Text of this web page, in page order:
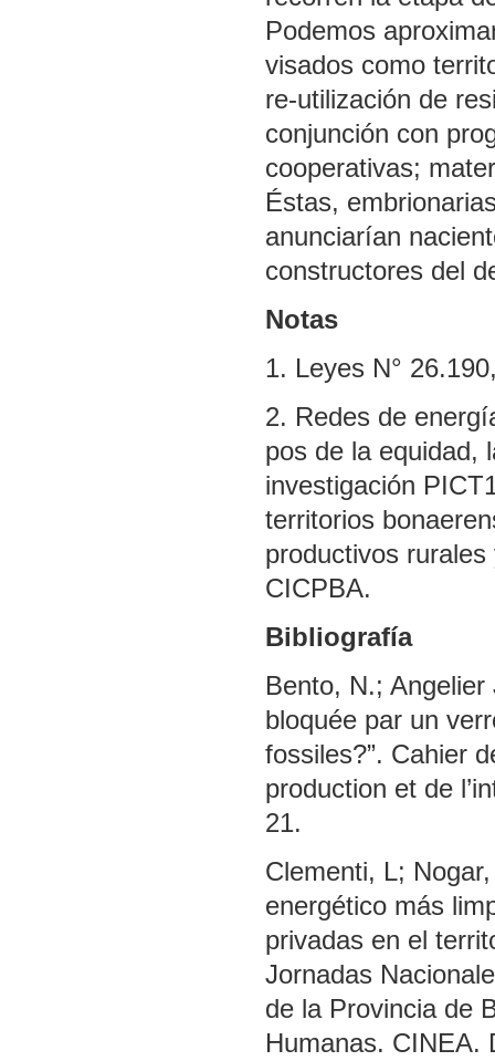
Podemos
visados como
re-utilización de
conjunción con
cooperativas;
Éstas,
anunciarían
constructores del
Notas
1. Leyes N°
2. Redes de
pos de la equidad,
investigación
territorios
productivos
CICPBA.
Bibliografía
Bento, N.; Angelier
bloquée par un
fossiles?”. Cahier
production et de
21.
Clementi, L;
energético más
privadas en el
Jornadas
de la Provincia de
Humanas. CINEA.